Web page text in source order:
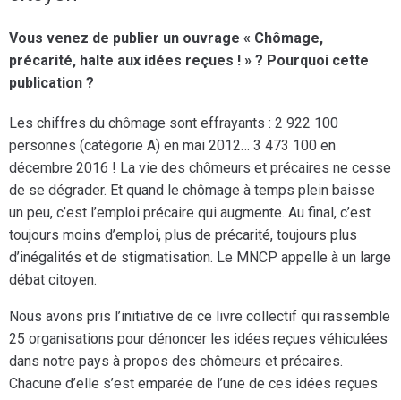
Vous venez de publier un ouvrage « Chômage,
précarité, halte aux idées reçues ! » ? Pourquoi cette
publication ?
Les chiffres du chômage sont effrayants : 2 922 100
personnes (catégorie A) en mai 2012… 3 473 100 en
décembre 2016 ! La vie des chômeurs et précaires ne cesse
de se dégrader. Et quand le chômage à temps plein baisse
un peu, c’est l’emploi précaire qui augmente. Au final, c’est
toujours moins d’emploi, plus de précarité, toujours plus
d’inégalités et de stigmatisation. Le MNCP appelle à un large
débat citoyen.
Nous avons pris l’initiative de ce livre collectif qui rassemble
25 organisations pour dénoncer les idées reçues véhiculées
dans notre pays à propos des chômeurs et précaires.
Chacune d’elle s’est emparée de l’une de ces idées reçues